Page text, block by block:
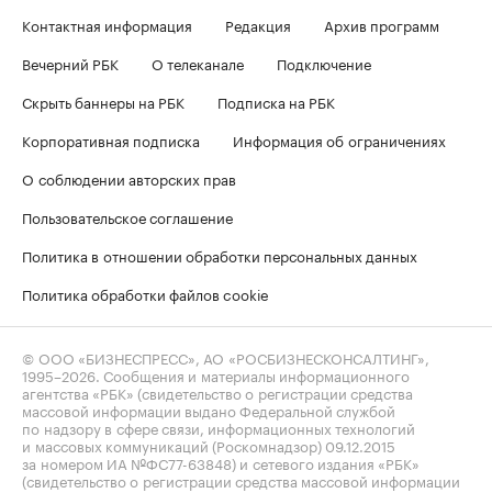
Контактная информация Редакция
Архив программ
Вечерний РБК
О телеканале
Подключение
Скрыть баннеры на РБК
Подписка на РБК
Корпоративная подписка
Информация об ограничениях
О соблюдении авторских прав
Пользовательское соглашение
Политика в отношении обработки персональных данных
Политика обработки файлов cookie
© ООО «БИЗНЕСПРЕСС», АО «РОСБИЗНЕСКОНСАЛТИНГ»,
1995–2026. Сообщения и материалы информационного
агентства «РБК» (свидетельство о регистрации средства
массовой информации выдано Федеральной службой
по надзору в сфере связи, информационных технологий
и массовых коммуникаций (Роскомнадзор) 09.12.2015
за номером ИА №ФС77-63848) и сетевого издания «РБК»
(свидетельство о регистрации средства массовой информации